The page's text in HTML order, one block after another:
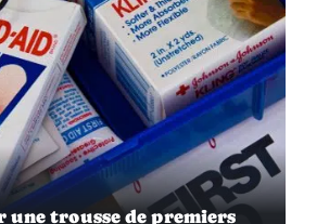
une trousse de premiers